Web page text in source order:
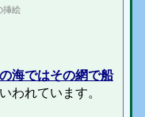
挿絵
海ではその網で船
われています。